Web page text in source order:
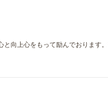
向上心をもって励んでおります